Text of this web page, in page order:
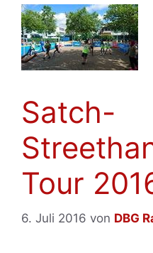
Satch-
Tour
6. Juli 2016 von DBG